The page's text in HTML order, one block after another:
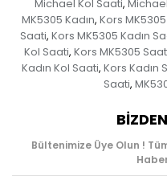
Michael Kol Saati,
MK5305 Kadın, Kors
Saati, Kors MK5305 Kadın
Kol Saati, Kors MK5305
Kadın Kol Saati, Kors Kadın
Saati,
Bültenimize Üye Olun !